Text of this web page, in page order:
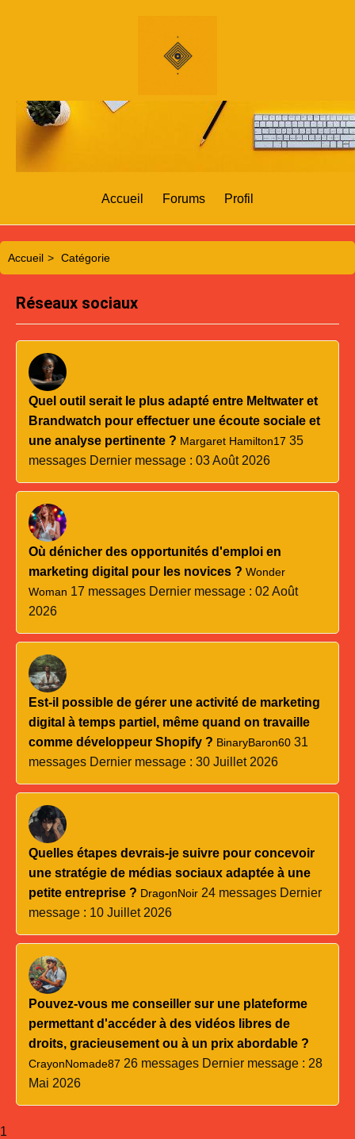
Accueil Forums Profil
Accueil > Catégorie
Réseaux sociaux
Quel outil serait le plus adapté entre Meltwater et
Brandwatch pour effectuer une écoute sociale et
une analyse pertinente ? Margaret Hamilton17 35
messages Dernier message : 03 Août 2026
Où dénicher des opportunités d'emploi en
marketing digital pour les novices ? Wonder
Woman 17 messages Dernier message : 02 Août
2026
Est-il possible de gérer une activité de marketing
digital à temps partiel, même quand on travaille
comme développeur Shopify ? BinaryBaron60 31
messages Dernier message : 30 Juillet 2026
Quelles étapes devrais-je suivre pour concevoir
une stratégie de médias sociaux adaptée à une
petite entreprise ? DragonNoir 24 messages Dernier
message : 10 Juillet 2026
Pouvez-vous me conseiller sur une plateforme
permettant d'accéder à des vidéos libres de
droits, gracieusement ou à un prix abordable ?
CrayonNomade87 26 messages Dernier message : 28
Mai 2026
1